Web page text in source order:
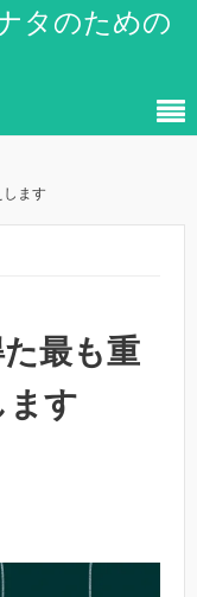
タのための
ます
最も重
ます